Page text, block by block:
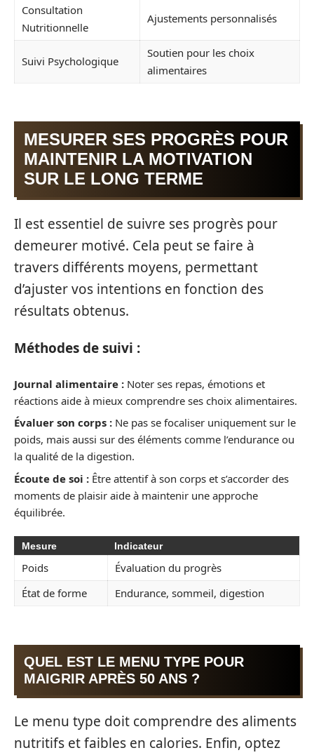
Consultation
Nutritionnelle
Ajustements personnalisés
Suivi Psychologique
Soutien pour les choix
alimentaires
MESURER SES PROGRÈS POUR
MAINTENIR LA MOTIVATION
SUR LE LONG TERME
Il est essentiel de suivre ses progrès pour
demeurer motivé. Cela peut se faire à
travers différents moyens, permettant
d’ajuster vos intentions en fonction des
résultats obtenus.
Méthodes de suivi :
Journal alimentaire : Noter ses repas, émotions et
réactions aide à mieux comprendre ses choix alimentaires.
Évaluer son corps : Ne pas se focaliser uniquement sur le
poids, mais aussi sur des éléments comme l’endurance ou
la qualité de la digestion.
Écoute de soi : Être attentif à son corps et s’accorder des
moments de plaisir aide à maintenir une approche
équilibrée.
Mesure Indicateur
Poids
Évaluation du progrès
État de forme
Endurance, sommeil, digestion
QUEL EST LE MENU TYPE POUR
MAIGRIR APRÈS 50 ANS ?
Le menu type doit comprendre des aliments
nutritifs et faibles en calories. Enfin, optez